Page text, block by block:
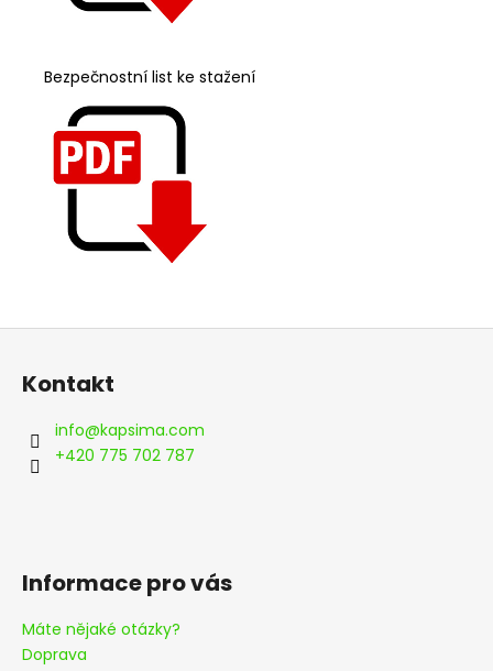
Bezpečnostní list ke stažení
Z
Kontakt
info@kapsima.com
+420 775 702 787
Informace pro vás
Máte nějaké otázky?
Doprava